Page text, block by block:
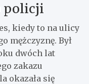
policji
kiedy to na ulicy
mężczyznę. Był
dwóch lat
zakazu
okazała się